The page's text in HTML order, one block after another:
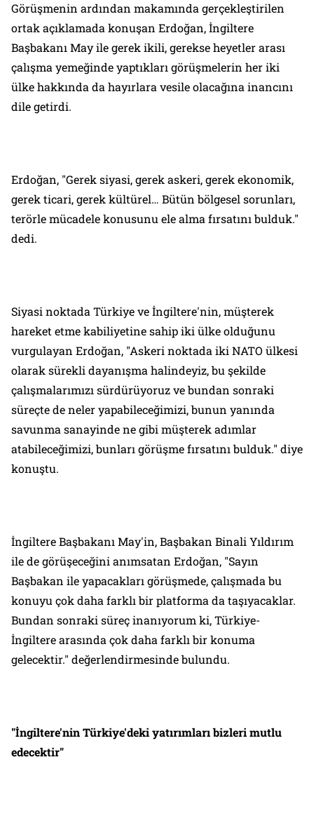
Görüşmenin ardından makamında gerçekleştirilen
ortak açıklamada konuşan Erdoğan, İngiltere
Başbakanı May ile gerek ikili, gerekse heyetler arası
çalışma yemeğinde yaptıkları görüşmelerin her iki
ülke hakkında da hayırlara vesile olacağına inancını
dile getirdi.
Erdoğan, "Gerek siyasi, gerek askeri, gerek ekonomik,
gerek ticari, gerek kültürel… Bütün bölgesel sorunları,
terörle mücadele konusunu ele alma fırsatını bulduk."
dedi.
Siyasi noktada Türkiye ve İngiltere'nin, müşterek
hareket etme kabiliyetine sahip iki ülke olduğunu
vurgulayan Erdoğan, "Askeri noktada iki NATO ülkesi
olarak sürekli dayanışma halindeyiz, bu şekilde
çalışmalarımızı sürdürüyoruz ve bundan sonraki
süreçte de neler yapabileceğimizi, bunun yanında
savunma sanayinde ne gibi müşterek adımlar
atabileceğimizi, bunları görüşme fırsatını bulduk." diye
konuştu.
İngiltere Başbakanı May'in, Başbakan Binali Yıldırım
ile de görüşeceğini anımsatan Erdoğan, "Sayın
Başbakan ile yapacakları görüşmede, çalışmada bu
konuyu çok daha farklı bir platforma da taşıyacaklar.
Bundan sonraki süreç inanıyorum ki, Türkiye-
İngiltere arasında çok daha farklı bir konuma
gelecektir." değerlendirmesinde bulundu.
"İngiltere'nin Türkiye'deki yatırımları bizleri mutlu
edecektir"